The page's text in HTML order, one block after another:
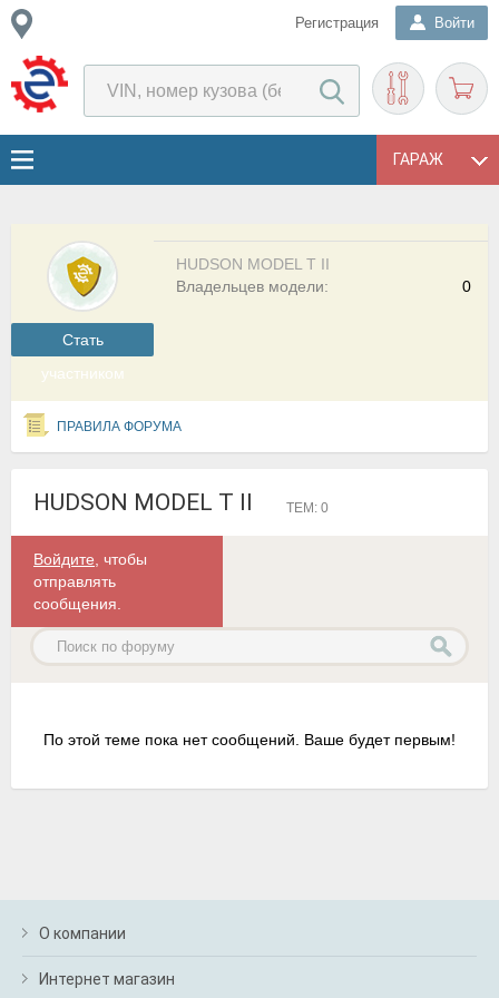
Регистрация Войти
ГАРАЖ
Cтать
участником
HUDSON MODEL T II
0
Владельцев модели:
ПРАВИЛА ФОРУМА
HUDSON MODEL T II ТЕМ: 0
Войдите , чтобы
отправлять
сообщения.
По этой теме пока нет сообщений. Ваше будет первым!
О компании
Интернет магазин